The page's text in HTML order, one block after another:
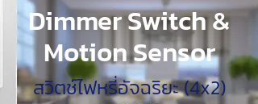
Dimmer Switch &
Motion Sensor
สวิตช์ไฟหรี่อัจฉริยะ (4x2)